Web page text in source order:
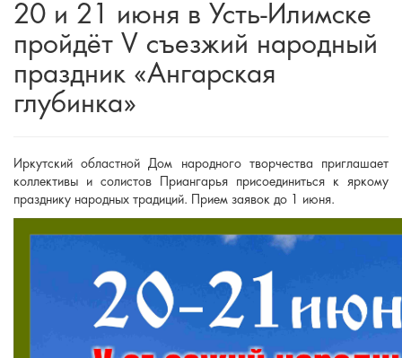
20 и 21 июня в Усть-Илимске
пройдёт V съезжий народный
праздник «Ангарская
глубинка»
Иркутский областной Дом народного творчества приглашает
коллективы и солистов Приангарья присоединиться к яркому
празднику народных традиций. Прием заявок до 1 июня.